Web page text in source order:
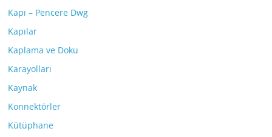
Kapı – Pencere Dwg
Kapılar
Kaplama ve Doku
Karayolları
Kaynak
Konnektörler
Kütüphane